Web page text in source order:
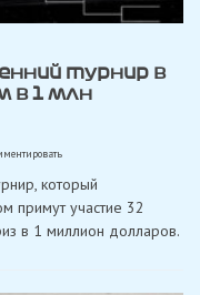
турнир в
в 1 млн
on
запустит
турнир
в
который
примут участие 32
в 1 миллион долларов.